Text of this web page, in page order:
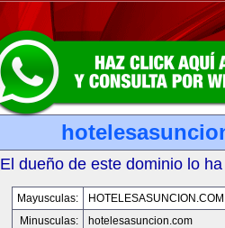
El dueño de este dominio lo
Mayusculas:
HOTELESASUNCION.COM
Minusculas:
hotelesasuncion.com